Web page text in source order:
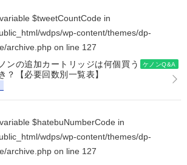
$tweetCountCode in
wdps/wp-content/themes/dp-
archive.php on line 127
ケノンQ&A
ンの追加カートリッジは何個買う
？【必要回数別一覧表】
$hatebuNumberCode in
wdps/wp-content/themes/dp-
archive.php on line 127